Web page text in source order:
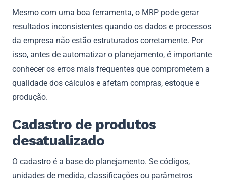
Mesmo com uma boa ferramenta, o MRP pode gerar
resultados inconsistentes quando os dados e processos
da empresa não estão estruturados corretamente. Por
isso, antes de automatizar o planejamento, é importante
conhecer os erros mais frequentes que comprometem a
qualidade dos cálculos e afetam compras, estoque e
produção.
Cadastro de produtos
desatualizado
O cadastro é a base do planejamento. Se códigos,
unidades de medida, classificações ou parâmetros